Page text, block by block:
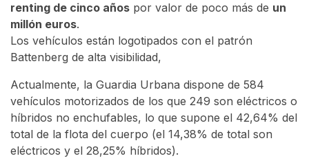
renting de cinco años por valor de poco más de un
millón euros.
Los vehículos están logotipados con el patrón
Battenberg de alta visibilidad,
Actualmente, la Guardia Urbana dispone de 584
vehículos motorizados de los que 249 son eléctricos o
híbridos no enchufables, lo que supone el 42,64% del
total de la flota del cuerpo (el 14,38% de total son
eléctricos y el 28,25% híbridos).